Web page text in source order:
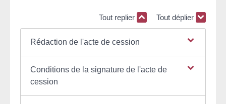
Tout replier Tout déplier
Rédaction de l'acte de cession
Conditions de la signature de l'acte de
cession